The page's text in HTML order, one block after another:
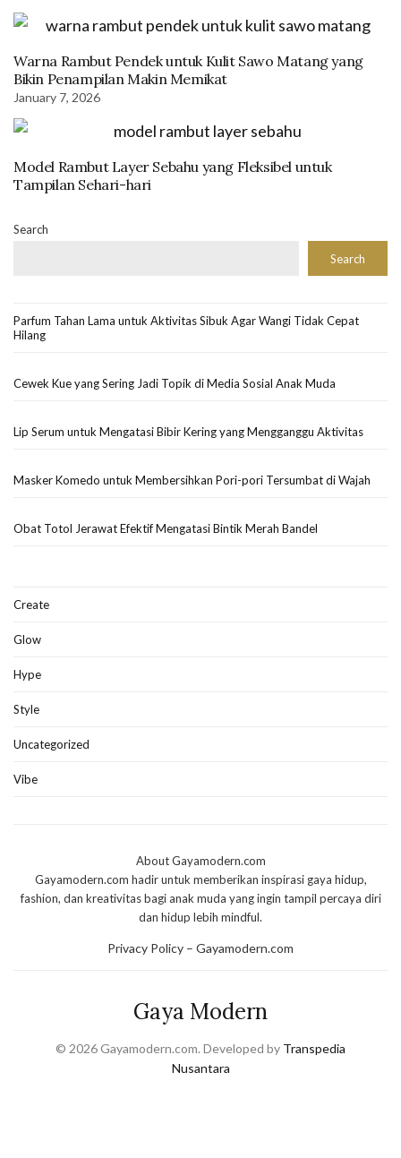
Warna Rambut Pendek untuk Kulit Sawo Matang yang
Bikin Penampilan Makin Memikat
January 7, 2026
Model Rambut Layer Sebahu yang Fleksibel untuk
Tampilan Sehari-hari
Search
Search
Parfum Tahan Lama untuk Aktivitas Sibuk Agar Wangi Tidak Cepat
Hilang
Cewek Kue yang Sering Jadi Topik di Media Sosial Anak Muda
Lip Serum untuk Mengatasi Bibir Kering yang Mengganggu Aktivitas
Masker Komedo untuk Membersihkan Pori-pori Tersumbat di Wajah
Obat Totol Jerawat Efektif Mengatasi Bintik Merah Bandel
Create
Glow
Hype
Style
Uncategorized
Vibe
About Gayamodern.com
Gayamodern.com hadir untuk memberikan inspirasi gaya hidup,
fashion, dan kreativitas bagi anak muda yang ingin tampil percaya diri
dan hidup lebih mindful.
Privacy Policy – Gayamodern.com
Gaya Modern
© 2026 Gayamodern.com. Developed by Transpedia
Nusantara